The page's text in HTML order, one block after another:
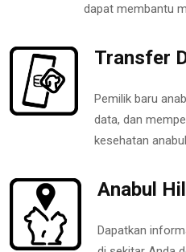
dapat membantu
Transfer
Pemilik baru
data, dan
kesehatan
Anabul
Dapatkan